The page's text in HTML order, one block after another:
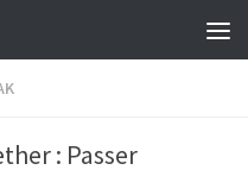
: Passer